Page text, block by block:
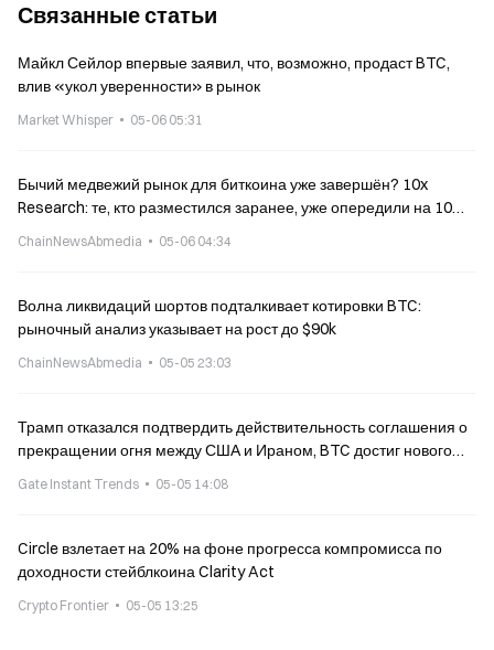
Связанные статьи
Майкл Сейлор впервые заявил, что, возможно, продаст BTC,
влив «укол уверенности» в рынок
Market Whisper 05-06 05:31
Бычий медвежий рынок для биткоина уже завершён? 10x
Research: те, кто разместился заранее, уже опередили на 10%
ChainNewsAbmedia 05-06 04:34
Волна ликвидаций шортов подталкивает котировки BTC:
рыночный анализ указывает на рост до $90k
ChainNewsAbmedia 05-05 23:03
Трамп отказался подтвердить действительность соглашения о
прекращении огня между США и Ираном, BTC достиг нового
Gate Instant Trends 05-05 14:08
Circle взлетает на 20% на фоне прогресса компромисса по
доходности стейблкоина Clarity Act
Crypto Frontier 05-05 13:25